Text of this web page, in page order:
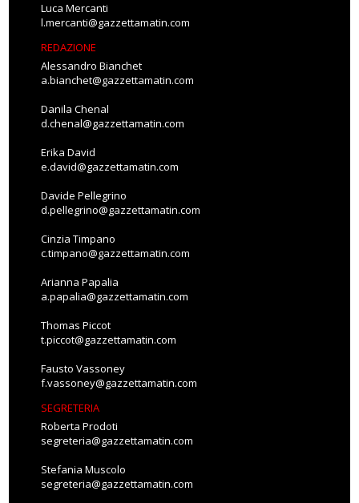
Luca Mercanti
l.mercanti@gazzettamatin.com
REDAZIONE
Alessandro Bianchet
a.bianchet@gazzettamatin.com
Danila Chenal
d.chenal@gazzettamatin.com
Erika David
e.david@gazzettamatin.com
Davide Pellegrino
d.pellegrino@gazzettamatin.com
Cinzia Timpano
c.timpano@gazzettamatin.com
Arianna Papalia
a.papalia@gazzettamatin.com
Thomas Piccot
t.piccot@gazzettamatin.com
Fausto Vassoney
f.vassoney@gazzettamatin.com
SEGRETERIA
Roberta Prodoti
segreteria@gazzettamatin.com
Stefania Muscolo
segreteria@gazzettamatin.com